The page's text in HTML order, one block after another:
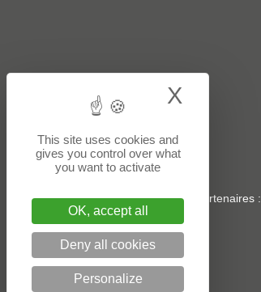
Sites partenaires:
This site uses cookies and
gives you control over what
you want to activate
OK, accept all
Deny all cookies
Personalize
X